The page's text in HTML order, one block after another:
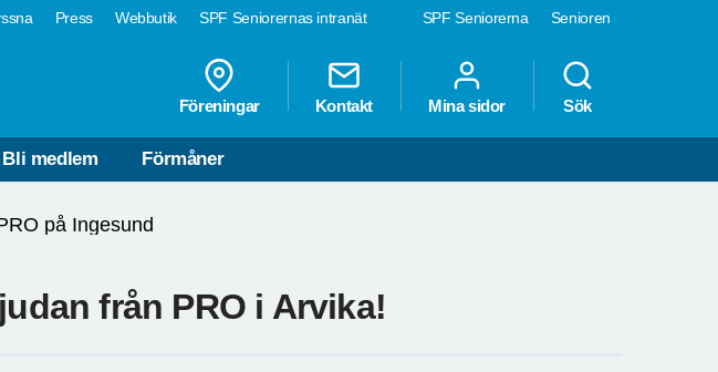
SPF Seniorerna Senioren
Press Webbutik SPF Seniorernas intranät
Föreningar Kontakt Mina sidor Sök
Bli medlem Förmåner
på Ingesund
från PRO i Arvika!